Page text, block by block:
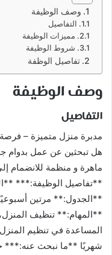
وصف الوظيفة
التفاصيل
مميزات الوظيفة
شروط الوظيفة
تفاصيل الوظفة
وصف الوظيفة
التفاصيل
مدبرة منزل متميزة –
هل تبحثين عن عمل
ماهرة و منظمة للانضمام
**تفاصيل الوظيفة:***
**المهام:** تنظيف
شهريًا **ما نبحث عنه:***